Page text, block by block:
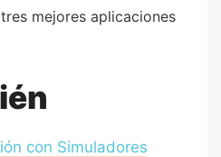
mejores aplicaciones
con Simuladores